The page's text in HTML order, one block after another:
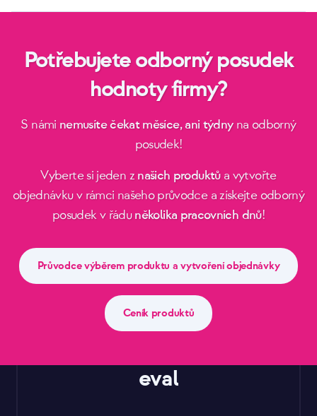
Potřebujete odborný posudek
hodnoty firmy?
S námi nemusíte čekat měsíce, ani týdnyna odborný
posudek!
Vyberte si jeden z našich produktůa vytvořte
objednávku v rámci našeho průvodce a získejte odborný
posudek v řádu několika pracovních dnů!
Průvodce výběrem produktu a vytvoření objednávky
Ceník produktů
eval